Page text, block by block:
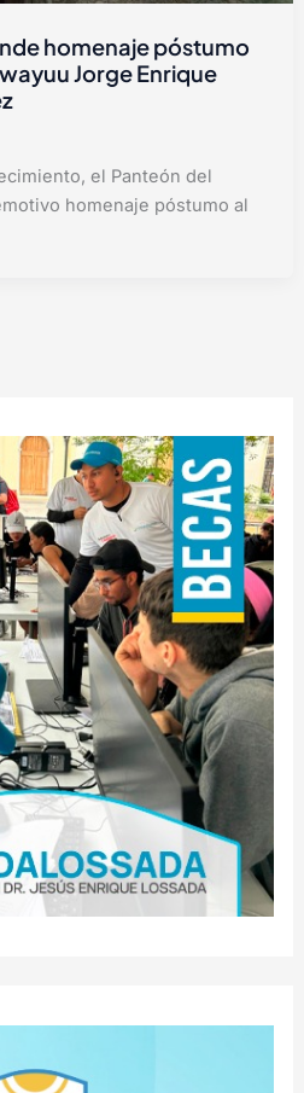
homenaje póstumo
Jorge Enrique
el Panteón del
homenaje póstumo al